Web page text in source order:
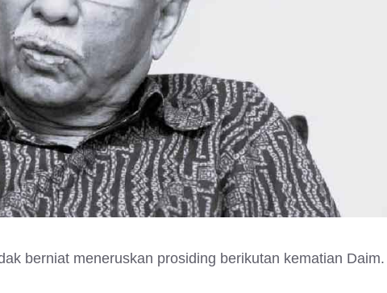
berniat meneruskan prosiding berikutan kematian Daim.